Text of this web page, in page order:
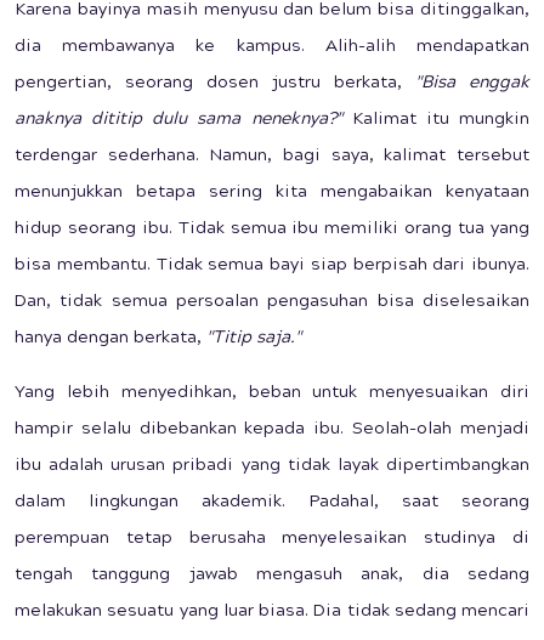
Karena bayinya masih menyusu dan belum bisa ditinggalkan,
dia membawanya ke kampus. Alih-alih mendapatkan
pengertian, seorang dosen justru berkata,
"Bisa enggak
anaknya dititip dulu sama neneknya?" Kalimat itu mungkin
terdengar sederhana. Namun, bagi saya, kalimat tersebut
menunjukkan betapa sering kita mengabaikan kenyataan
hidup seorang ibu. Tidak semua ibu memiliki orang tua yang
bisa membantu. Tidak semua bayi siap berpisah dari ibunya.
Dan, tidak semua persoalan pengasuhan bisa diselesaikan
hanya dengan berkata, "Titip saja."
Yang lebih menyedihkan, beban untuk menyesuaikan diri
hampir selalu dibebankan kepada ibu. Seolah-olah menjadi
ibu adalah urusan pribadi yang tidak layak dipertimbangkan
dalam lingkungan akademik. Padahal, saat seorang
perempuan tetap berusaha menyelesaikan studinya di
tengah tanggung jawab mengasuh anak, dia sedang
melakukan sesuatu yang luar biasa. Dia tidak sedang mencari